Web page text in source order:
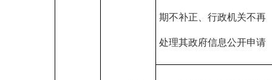
期不补正、行政机关不再
处理其政府信息公开申请